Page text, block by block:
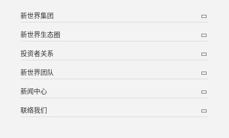
新世界集团
新世界生态圈
投资者关系
新世界团队
新闻中心
联络我们